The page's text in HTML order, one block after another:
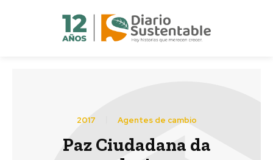
2017 Agentes de cambio
Paz Ciudadana da